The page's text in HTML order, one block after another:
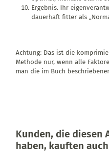
Ergebnis. Ihr
dauerhaft fitter als
Achtung: Das ist die
Methode nur, wenn alle
man die im Buch
Kunden, die diesen
haben, kauften auch